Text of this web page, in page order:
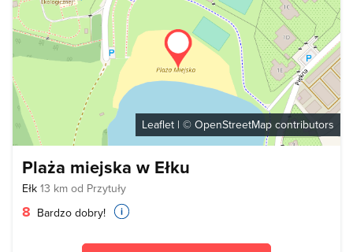
Leaflet | © OpenStreetMap contributors
Plaża miejska w Ełku
Ełk 13 km od Przytuły
8 Bardzo dobry!